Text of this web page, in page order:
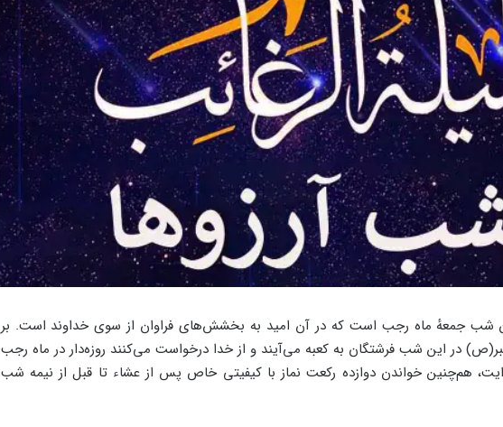
شب جمعهٔ ماه رجب است که در آن امید به بخشش‌های فراوان از سوی خداوند است. بر
در این شب فرشتگان به کعبه می‌آیند و از خدا درخواست می‌کنند روزه‌دار در ماه رجب
هم‌چنین خواندن دوازده رکعت نماز با کیفیتی خاص پس از عشاء تا قبل از نیمه شب